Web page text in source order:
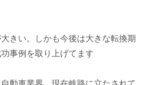
きい。しかも今後は大きな転換期
事例を取り上げてます
動車業界。現在岐路に立たされて